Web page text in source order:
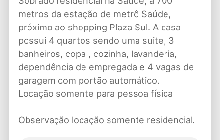
metros da estação de metrô Saúde,
próximo ao shopping Plaza Sul. A casa
possui 4 quartos sendo uma suite, 3
banheiros, copa , cozinha, lavanderia,
dependência de empregada e 4 vagas de
garagem com portão automático.
Locação somente para pessoa física
Observação locação somente residencial.